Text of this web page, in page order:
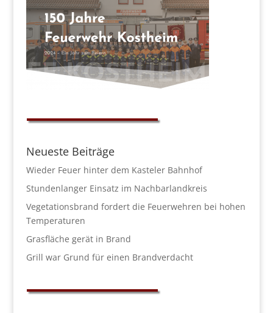
Neueste Beiträge
Wieder Feuer hinter dem Kasteler Bahnhof
Stundenlanger Einsatz im Nachbarlandkreis
Vegetationsbrand fordert die Feuerwehren bei hohen
Temperaturen
Grasfläche gerät in Brand
Grill war Grund für einen Brandverdacht